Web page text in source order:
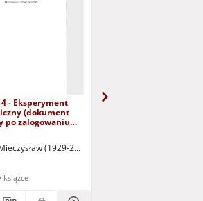
4 - Eksperyment
(dokument
po zalogowaniu
(1929-2012)
książce